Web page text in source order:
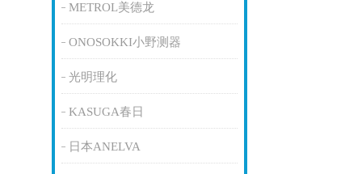
METROL美德龙
ONOSOKKI小野测器
光明理化
KASUGA春日
日本ANELVA